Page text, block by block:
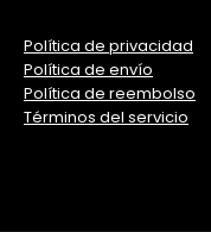
Política de privacidad
Política de envío
Política de reembolso
Términos del servicio